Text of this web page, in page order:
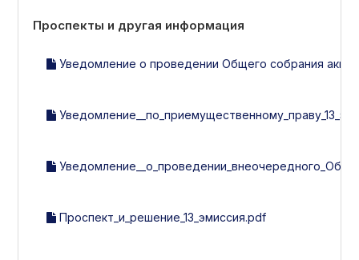
Проспекты и другая информация
Уведомление о проведении Общего собрания
Проспект_и_решение_13_эмиссия.pdf